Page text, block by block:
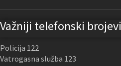
Važniji telefonski brojevi
Policija 122
Vatrogasna služba 123